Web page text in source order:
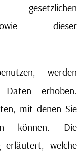
sowie dieser
werden
Daten erhoben.
mit denen Sie
können. Die
erläutert, welche